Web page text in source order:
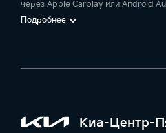
через Apple Carplay или Android
Подробнее
Киа-Центр-